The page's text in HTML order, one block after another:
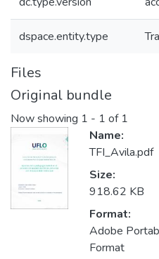
dspace.entity.type
Files
Original bundle
Now showing 1 - 1 of 1
Name:
TFI_Avila.pdf
Size:
918.62 KB
Format:
Adobe
Format